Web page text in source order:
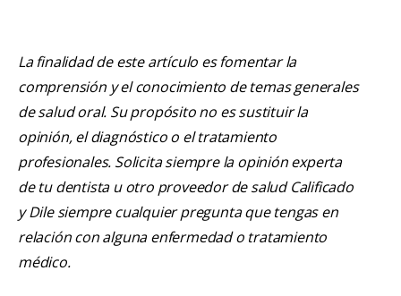
La finalidad de este artículo es fomentar la
comprensión y el conocimiento de temas generales
de salud oral. Su propósito no es sustituir la
opinión, el diagnóstico o el tratamiento
profesionales. Solicita siempre la opinión experta
de tu dentista u otro proveedor de salud Calificado
y Dile siempre cualquier pregunta que tengas en
relación con alguna enfermedad o tratamiento
médico.